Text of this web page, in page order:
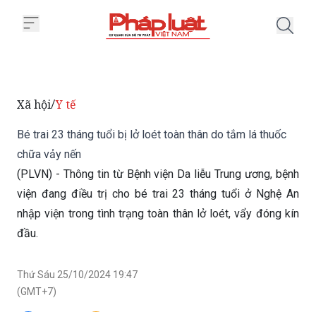
Xã hội/Y tế
Bé trai 23 tháng tuổi bị lở loét toàn thân do tắm lá thuốc
chữa vảy nến
(PLVN) - Thông tin từ Bệnh viện Da liễu Trung ương, bệnh
đầu.